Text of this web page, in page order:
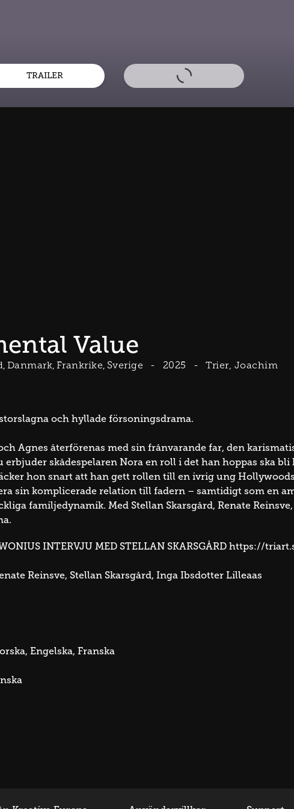
TRAILER
Value
Danmark Frankrike Sverige 2025 Trier, Joachim
och hyllade försoningsdrama.
Agnes återförenas med sin frånvarande far, den
erbjuder skådespelaren Nora en roll i det han hoppas ska
hon snart att han gett rollen till en ivrig ung
sin komplicerade relation till fadern – samtidigt som en
familjedynamik. Med Stellan Skarsgård, Renate
INTERVJU MED STELLAN SKARSGÅRD https://
Reinsve Stellan Skarsgård Inga Ibsdotter Lilleaas
Engelska Franska